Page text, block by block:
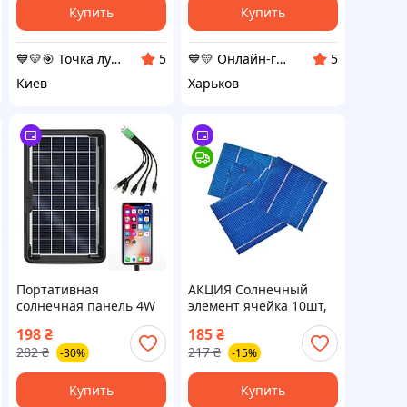
Купить
💙💛🎯 Точка лучших покупок ⚖ ⤵
5
Киев
Купить
💙💛 Онлайн-гипермаркет "УкрШоппинг" 👌🎁 🚚 ⤵
5
Харьков
Портативная
солнечная панель 4W
переходниками, CL-642
/ Солнечная батарея
для зарядки гаджетов
198₴
282 ₴ -30%
Купить
АКЦИЯ Солнечный
элемент ячейка 10шт,
поликристаллическая
панель Ldx
185₴
217 ₴ -15%
Купить